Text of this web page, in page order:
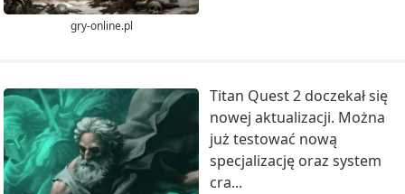
gry-online.pl
Titan Quest 2 doczekał się
nowej aktualizacji. Można
już testować nową
specjalizację oraz system
cra...